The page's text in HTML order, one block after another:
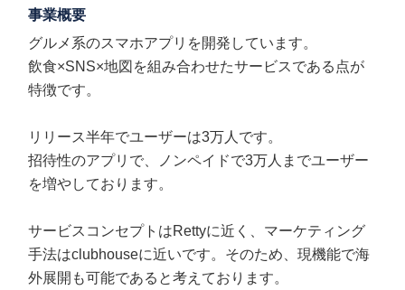
事業概要
グルメ系のスマホアプリを開発しています。
飲食×SNS×地図を組み合わせたサービスである点が
特徴です。
リリース半年でユーザーは3万人です。
招待性のアプリで、ノンペイドで3万人までユーザー
を増やしております。
サービスコンセプトはRettyに近く、マーケティング
手法はclubhouseに近いです。そのため、現機能で海
外展開も可能であると考えております。